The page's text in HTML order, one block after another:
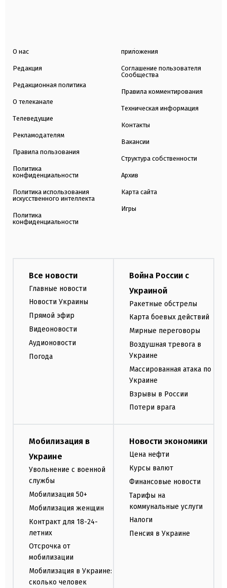
О нас
Редакция
Редакционная политика
О телеканале
Телеведущие
Рекламодателям
Правила пользования
Политика
конфиденциальности
Политика использования
искусственного интеллекта
Политика
конфиденциальности
приложения
Соглашение пользователя
Сообщества
Правила комментирования
Техническая информация
Контакты
Вакансии
Структура собственности
Архив
Карта сайта
Игры
Все новости
Главные новости
Новости Украины
Прямой эфир
Видеоновости
Аудионовости
Погода
Война России с
Украиной
Ракетные обстрелы
Карта боевых действий
Мирные переговоры
Воздушная тревога в
Украине
Массированная атака по
Украине
Взрывы в России
Потери врага
Мобилизация в
Украине
Увольнение с военной
службы
Мобилизация 50+
Мобилизация женщин
Контракт для 18-24-
летних
Отсрочка от
мобилизации
Мобилизация в Украине:
сколько человек
Новости экономики
Цена нефти
Курсы валют
Финансовые новости
Тарифы на
коммунальные услуги
Налоги
Пенсия в Украине